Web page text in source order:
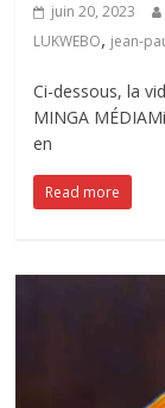
juin 20, 2023
LUKWEBO, jean-
Ci-dessous, la
MINGA
en
Read more